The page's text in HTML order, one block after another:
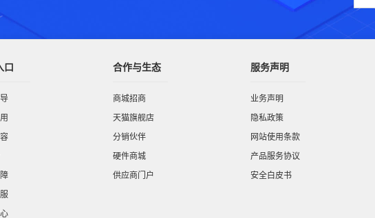
口 合作与生态
商城招商
天猫旗舰店
分销伙伴
硬件商城
供应商门户
服务声明
业务声明
隐私政策
网站使用条款
产品服务协议
安全白皮书